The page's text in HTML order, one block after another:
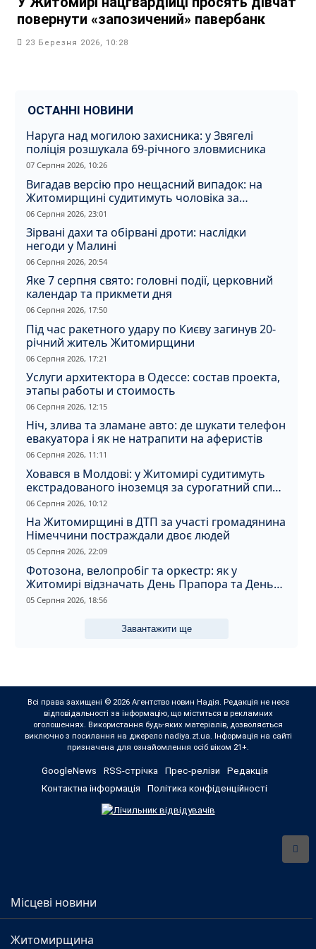
повернути «запозичений» павербанк
23 Березня 2026, 10:28
ОСТАННІ НОВИНИ
Наруга над могилою захисника: у Звягелі
поліція розшукала 69-річного зловмисника
07 Серпня 2026, 10:26
Вигадав версію про нещасний випадок: на
Житомирщині судитимуть чоловіка за
вбивство співмешканки
06 Серпня 2026, 23:01
Зірвані дахи та обірвані дроти: наслідки
негоди у Малині
06 Серпня 2026, 20:54
Яке 7 серпня свято: головні події, церковний
календар та прикмети дня
06 Серпня 2026, 17:50
Під час ракетного удару по Києву загинув 20-
річний житель Житомирщини
06 Серпня 2026, 17:21
Услуги архитектора в Одессе: состав проекта,
этапы работы и стоимость
06 Серпня 2026, 12:15
Ніч, злива та зламане авто: де шукати телефон
евакуатора і як не натрапити на аферистів
06 Серпня 2026, 11:11
Ховався в Молдові: у Житомирі судитимуть
екстрадованого іноземця за сурогатний спирт
і відмивання грошей
06 Серпня 2026, 10:12
На Житомирщині в ДТП за участі громадянина
Німеччини постраждали двоє людей
05 Серпня 2026, 22:09
Фотозона, велопробіг та оркестр: як у
Житомирі відзначать День Прапора та День
Незалежності
05 Серпня 2026, 18:56
Завантажити ще
Всі права захищені © 2026 Агентство новин Надія. Редакція не несе
відповідальності за інформацію, що міститься в рекламних
оголошеннях. Використання будь-яких матеріалів, дозволяється
виключно з посилання на джерело nadiya.zt.ua. Інформація на сайті
призначена для ознайомлення осіб віком 21+.
GoogleNews RSS-стрічка Прес-релізи
Редакція
Контактна інформація
Політика конфіденційності
Місцеві новини
Житомирщина